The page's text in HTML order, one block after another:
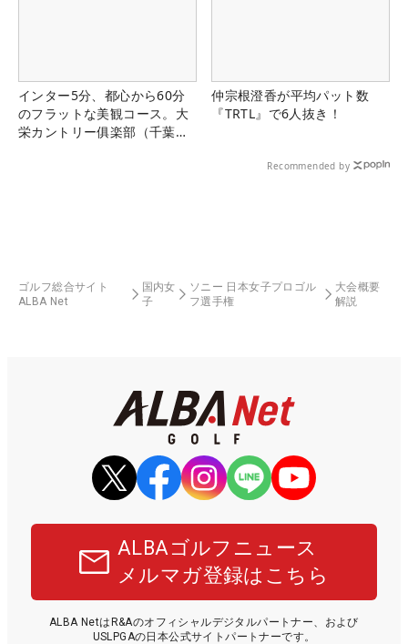
インター5分、都心から60分
のフラットな美観コース。大
栄カントリー俱楽部（千葉
仲宗根澄香が平均パット数
『TRTL』で6人抜き！
Recommended by
ゴルフ総合サイト
ALBA Net
国内女
子
ソニー 日本女子プロゴル
フ選手権
大会概要
解説
ALBAゴルフニュース
メルマガ登録はこちら
ALBA NetはR&Aのオフィシャルデジタルパートナー、および
USLPGAの日本公式サイトパートナーです。